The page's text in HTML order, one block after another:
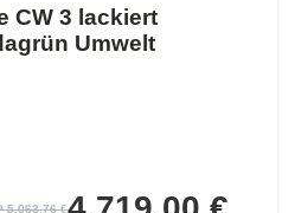
CW 3 lackiert
Umwelt
5.063,76 €